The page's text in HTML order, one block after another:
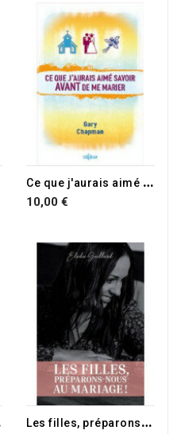
C
e que j'aurais aimé savoir avant de me marier
10,00 €
L
es filles, préparons-nous au mariage !